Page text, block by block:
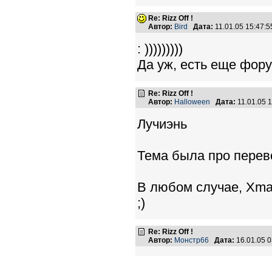
Re: Rizz Off !
Автор: Bird Дата: 11.01.05
: )))))))))
Да уж, есть еще
Re: Rizz Off !
Автор: Halloween Дата: 11.01.05
Лучиэнь
Тема была про
В любом случае,
;)
Re: Rizz Off !
Автор: Монстр66 Дата: 16.01.05